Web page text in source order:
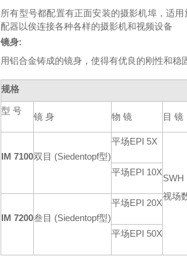
所有型号都配置有正面安装的摄影机埠，适
配器以俟连接各种各样的摄影机和视频设备
镜身:
用铝合金铸成的镜身，使得有优良的刚性和稳
规格
型 号
镜 身 物 镜 目 镜
IM 7100双目 (Siedentopf型)
平场EPI 5X
SWH
视场
平场EPI 10X
IM 7200叁目 (Siedentopf型)
平场EPI 20X
平场EPI 50X